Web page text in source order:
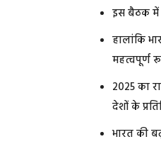
इस बैठक में
हालांकि
महत्वपूर्ण
2025 का
देशों के
भारत की